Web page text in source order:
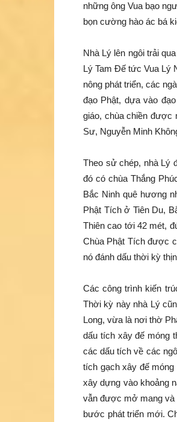
những ông Vua bạo
bọn cường hào ác bá
Nhà Lý lên ngôi trải
Lý Tam Đế tức Vua Lý
nông phát triển, các
đạo Phật, dựa vào
giáo, chùa chiền được
Sư, Nguyễn Minh
Theo sử chép, nhà Lý
đó có chùa Thắng
Bắc Ninh quê hương
Phật Tích ở Tiên Du,
Thiên cao tới 42 mét,
Chùa Phật Tích được
nó đánh dấu thời kỳ
Các công trình kiến
Thời kỳ này nhà Lý
Long, vừa là nơi thờ
dấu tích xây đế móng
các dấu tích về các
tích gạch xây đế
xây dựng vào khoảng
vẫn được mở mang và
bước phát triển mới.